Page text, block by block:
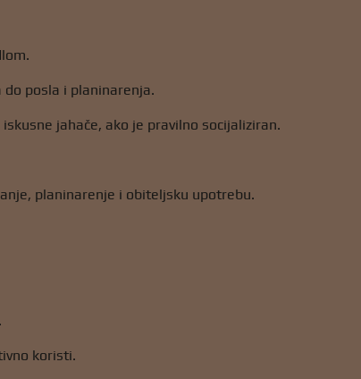
posla i planinarenja.
jahače, ako je pravilno socijaliziran.
planinarenje i obiteljsku upotrebu.
koristi.